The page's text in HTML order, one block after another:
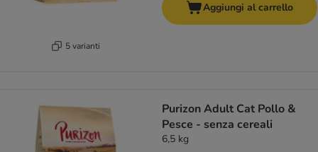
5 varianti
Aggiungi al carrello
Purizon Adult Cat Pollo &
Pesce - senza cereali
6,5 kg